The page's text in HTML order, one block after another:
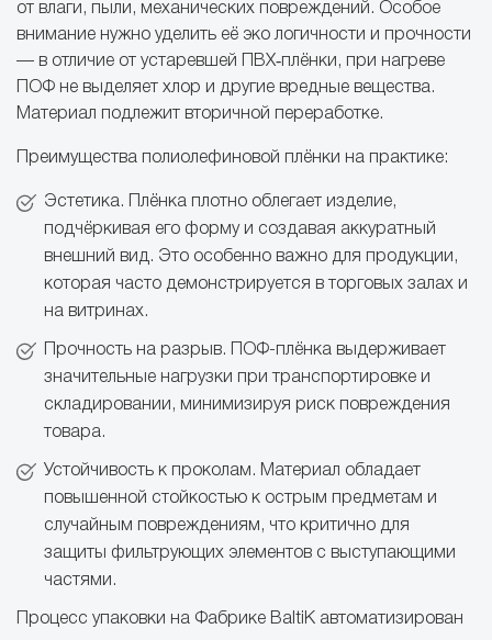
от влаги, пыли, механических повреждений. Особое
внимание нужно уделить её эко логичности и прочности
— в отличие от устаревшей ПВХ‑плёнки, при нагреве
ПОФ не выделяет хлор и другие вредные вещества.
Материал подлежит вторичной переработке.
Преимущества полиолефиновой плёнки на практике:
Эстетика. Плёнка плотно облегает изделие,
подчёркивая его форму и создавая аккуратный
внешний вид. Это особенно важно для продукции,
которая часто демонстрируется в торговых залах и
на витринах.
Прочность на разрыв. ПОФ-плёнка выдерживает
значительные нагрузки при транспортировке и
складировании, минимизируя риск повреждения
товара.
Устойчивость к проколам. Материал обладает
повышенной стойкостью к острым предметам и
случайным повреждениям, что критично для
защиты фильтрующих элементов с выступающими
частями.
Процесс упаковки на Фабрике BaltiK автоматизирован